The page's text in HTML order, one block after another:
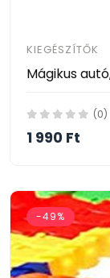
KIEGÉSZÍTŐK
(0)
1 990 Ft
-49%